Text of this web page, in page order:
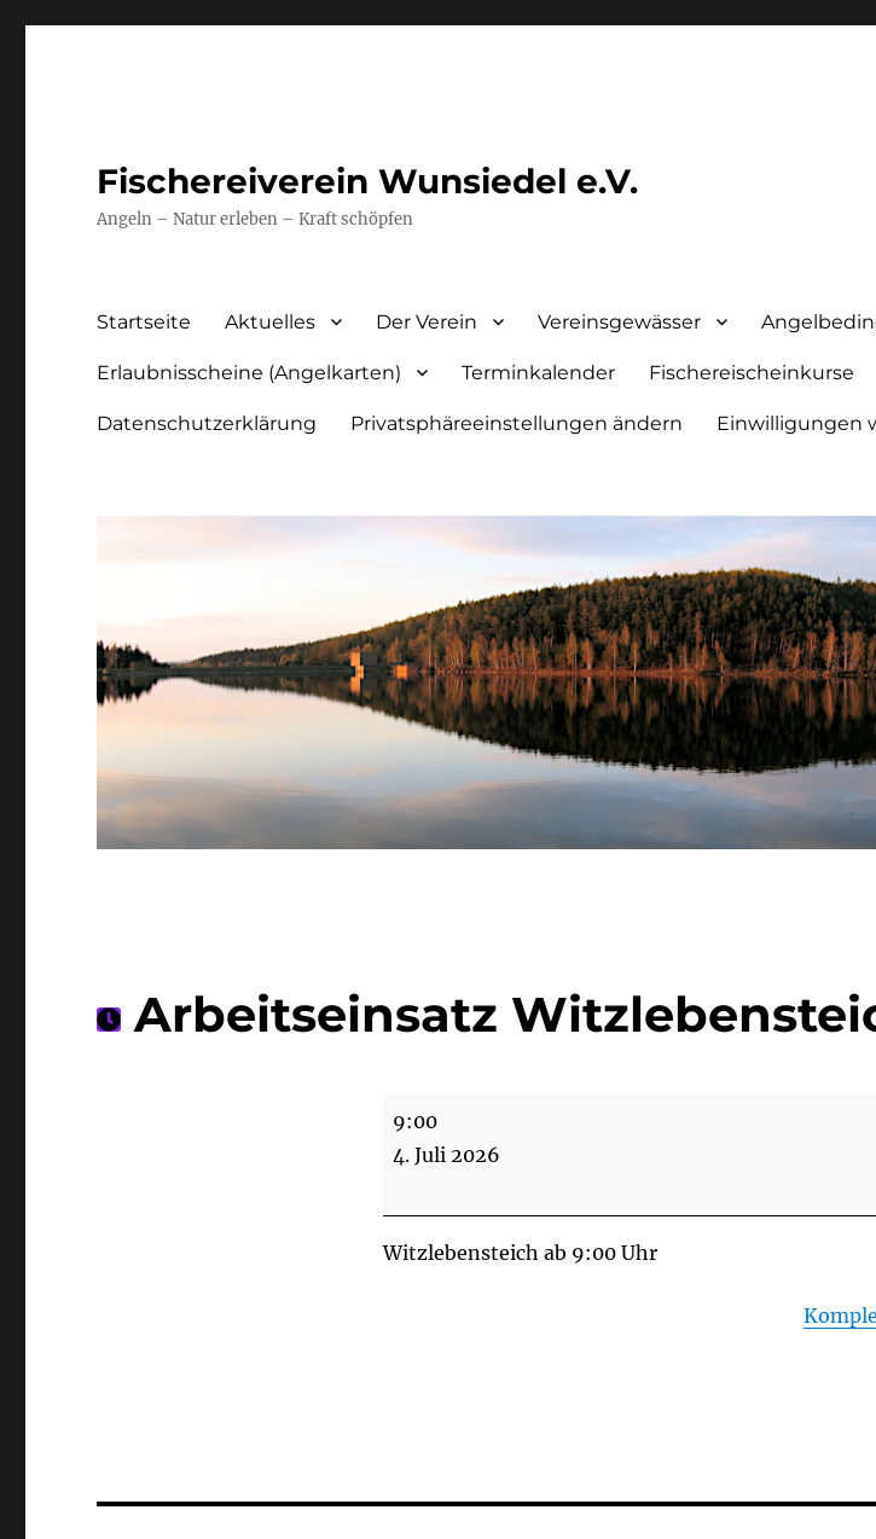
Fischereiverein Wunsiedel e.V.
Angeln – Natur erleben – Kraft schöpfen
Startseite Aktuelles Der Verein Vereinsgewässer
Erlaubnisscheine (Angelkarten) Terminkalender Fischereischeinkurse
Datenschutzerklärung Privatsphäreeinstellungen ändern Einwilligungen
Arbeitseinsatz
Arbeitseinsatz
Witzlebensteich
9:00
4. Juli 2026
Witzlebensteich ab 9:00 Uhr